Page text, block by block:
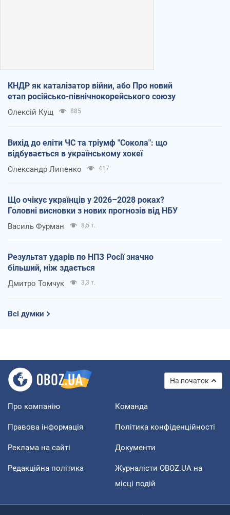
КНДР як каталізатор війни, або Про новий
етап російсько-північнокорейського союзу
Олексій Кущ 885
Вихід до еліти ЧС та тріумф "Сокола": що
відбувається в українському хокеї
Олександр Липенко 417
Що очікує українців у 2026–2028 роках?
Головні висновки з нових прогнозів від НБУ
Василь Фурман 8,5 т.
Результат ударів по НПЗ Росії значно
більший, ніж здається
Дмитро Томчук 3,3 т.
Всі думки
На початок
Про компанію Команда
Правова інформація Політика конфіденційності
Реклама на сайті Документи
Редакційна політика
Журналісти OBOZ.UA на
місці подій